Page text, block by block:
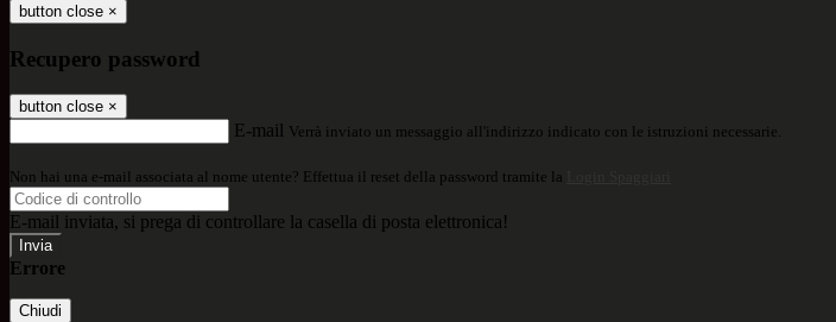
button close ×
Recupero password
button close ×
E-mail Verrà inviato un messaggio all'indirizzo indicato con le istruzioni necessarie.
Non hai una e-mail associata al nome utente? Effettua il reset della password tramite la
E-mail inviata, si prega di controllare la casella di posta elettronica!
Errore
Chiudi